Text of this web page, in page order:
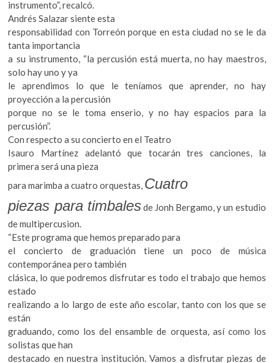
instrumento”, recalcó.
Andrés Salazar siente esta
responsabilidad con Torreón porque en esta ciudad no se le da
tanta importancia
a su instrumento, “la percusión está muerta, no hay maestros,
solo hay uno y ya
le aprendimos lo que le teníamos que aprender, no hay
proyección a la percusión
porque no se le toma enserio, y no hay espacios para la
percusión”.
Con respecto a su concierto en el Teatro
Isauro Martínez adelantó que tocarán tres canciones, la
primera será una pieza
para marimba a cuatro orquestas, Cuatro
piezas para timbalesde Jonh Bergamo, y un estudio
de multipercusion.
“Este programa que hemos preparado para
el concierto de graduación tiene un poco de música
contemporánea pero también
clásica, lo que podremos disfrutar es todo el trabajo que hemos
estado
realizando a lo largo de este año escolar, tanto con los que se
están
graduando, como los del ensamble de orquesta, así como los
solistas que han
destacado en nuestra institución. Vamos a disfrutar piezas de